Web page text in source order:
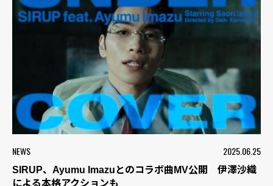
NEWS 2025.06.25
SIRUP、Ayumu Imazuとのコラボ曲MV公開 伊澤沙織
による本格アクションも